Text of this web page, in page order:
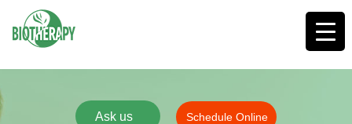
Ask us Schedule Online